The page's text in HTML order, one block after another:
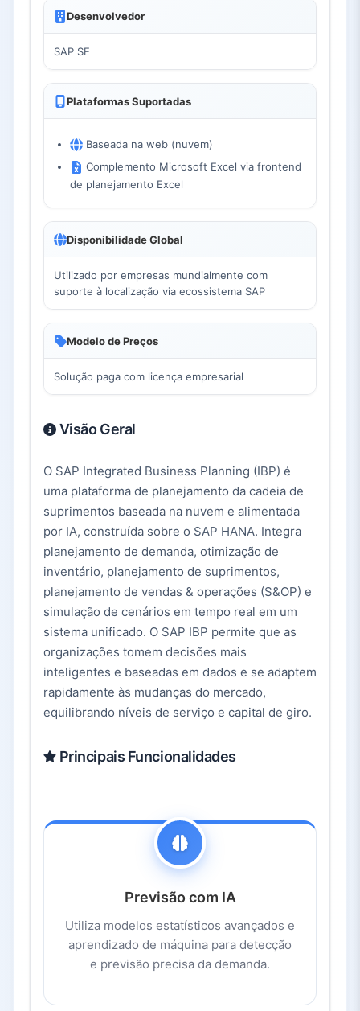
Desenvolvedor
SAP SE
Plataformas Suportadas
Baseada na web (nuvem)
Complemento Microsoft Excel via frontend
de planejamento Excel
Disponibilidade Global
Utilizado por empresas mundialmente com
suporte à localização via ecossistema SAP
Modelo de Preços
Solução paga com licença empresarial
Visão Geral
O SAP Integrated Business Planning (IBP) é
uma plataforma de planejamento da cadeia de
suprimentos baseada na nuvem e alimentada
por IA, construída sobre o SAP HANA. Integra
planejamento de demanda, otimização de
inventário, planejamento de suprimentos,
planejamento de vendas & operações (S&OP) e
simulação de cenários em tempo real em um
sistema unificado. O SAP IBP permite que as
organizações tomem decisões mais
inteligentes e baseadas em dados e se adaptem
rapidamente às mudanças do mercado,
equilibrando níveis de serviço e capital de giro.
Principais Funcionalidades
Previsão com IA
Utiliza modelos estatísticos avançados e
aprendizado de máquina para detecção
e previsão precisa da demanda.